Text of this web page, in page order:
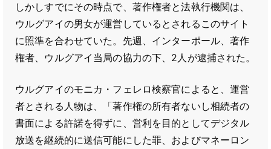
しかしすでにその時点で、著作権者と法執行機関は、
ウルグアイの男女が運営しているとされるこのサイト
に照準を合わせていた。先週、インターポール、著作
権者、ウルグアイ当局の協力の下、2人が逮捕された。
ウルグアイのモニカ・フェレロ検察官によると、運営
者とされる人物は、「著作権の所有者ないし相続者の
書面による許諾を得ずに、営利を目的としてデジタル
放送を継続的に送信可能にした罪、およびマネーロン